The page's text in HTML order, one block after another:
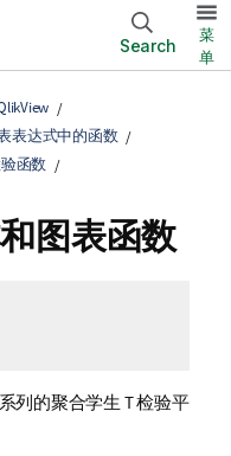
Search
菜
单
表达式中的函数
函数
图表函数
列的聚合学生 T 检验平